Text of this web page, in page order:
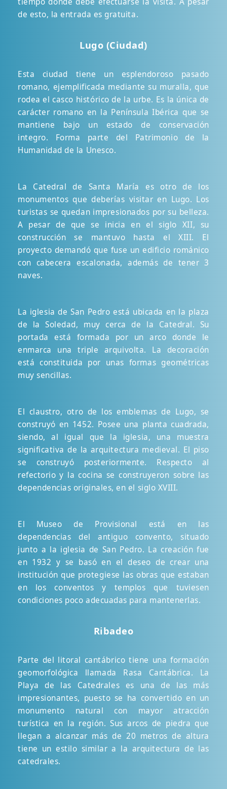
de esto, la entrada es gratuita.
Lugo (Ciudad)
Esta ciudad tiene un esplendoroso pasado
romano, ejemplificada mediante su muralla, que
rodea el casco histórico de la urbe. Es la única de
carácter romano en la Península Ibérica que se
mantiene bajo un estado de conservación
integro. Forma parte del Patrimonio de la
Humanidad de la Unesco.
La Catedral de Santa María es otro de los
monumentos que deberías visitar en Lugo. Los
turistas se quedan impresionados por su belleza.
A pesar de que se inicia en el siglo XII, su
construcción se mantuvo hasta el XIII. El
proyecto demandó que fuse un edificio románico
con cabecera escalonada, además de tener 3
naves.
La iglesia de San Pedro está ubicada en la plaza
de la Soledad, muy cerca de la Catedral. Su
portada está formada por un arco donde le
enmarca una triple arquivolta. La decoración
está constituida por unas formas geométricas
muy sencillas.
El claustro, otro de los emblemas de Lugo, se
construyó en 1452. Posee una planta cuadrada,
siendo, al igual que la iglesia, una muestra
significativa de la arquitectura medieval. El piso
se construyó posteriormente. Respecto al
refectorio y la cocina se construyeron sobre las
dependencias originales, en el siglo XVIII.
El Museo de Provisional está en las
dependencias del antiguo convento, situado
junto a la iglesia de San Pedro. La creación fue
en 1932 y se basó en el deseo de crear una
institución que protegiese las obras que estaban
en los conventos y templos que tuviesen
condiciones poco adecuadas para mantenerlas.
Ribadeo
Parte del litoral cantábrico tiene una formación
geomorfológica llamada Rasa Cantábrica. La
Playa de las Catedrales es una de las más
impresionantes, puesto se ha convertido en un
monumento natural con mayor atracción
turística en la región. Sus arcos de piedra que
llegan a alcanzar más de 20 metros de altura
tiene un estilo similar a la arquitectura de las
catedrales.